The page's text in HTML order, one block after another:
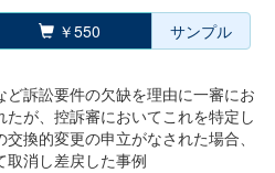
￥550 サンプル
訴訟要件の欠缺を理由に一審にお
が、控訴審においてこれを特定し
換的変更の申立がなされた場合、
取消し差戻した事例